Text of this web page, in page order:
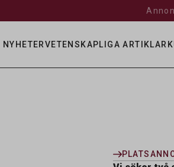
NYHETERVETENSKAPLIGA ARTIKLAR